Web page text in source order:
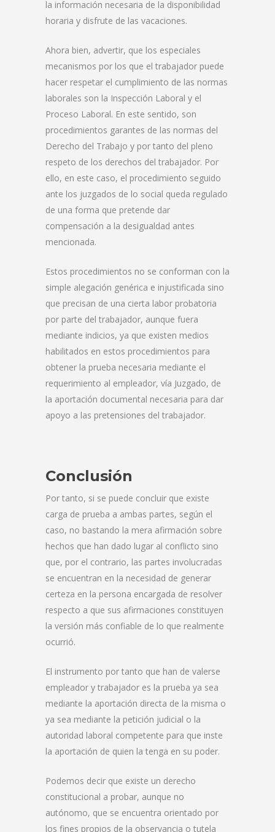
la información necesaria de la disponibilidad
horaria y disfrute de las vacaciones.
Ahora bien, advertir, que los especiales
mecanismos por los que el trabajador puede
hacer respetar el cumplimiento de las normas
laborales son la Inspección Laboral y el
Proceso Laboral. En este sentido, son
procedimientos garantes de las normas del
Derecho del Trabajo y por tanto del pleno
respeto de los derechos del trabajador. Por
ello, en este caso, el procedimiento seguido
ante los juzgados de lo social queda regulado
de una forma que pretende dar
compensación a la desigualdad antes
mencionada.
Estos procedimientos no se conforman con la
simple alegación genérica e injustificada sino
que precisan de una cierta labor probatoria
por parte del trabajador, aunque fuera
mediante indicios, ya que existen medios
habilitados en estos procedimientos para
obtener la prueba necesaria mediante el
requerimiento al empleador, vía Juzgado, de
la aportación documental necesaria para dar
apoyo a las pretensiones del trabajador.
Conclusión
Por tanto, si se puede concluir que existe
carga de prueba a ambas partes, según el
caso, no bastando la mera afirmación sobre
hechos que han dado lugar al conflicto sino
que, por el contrario, las partes involucradas
se encuentran en la necesidad de generar
certeza en la persona encargada de resolver
respecto a que sus afirmaciones constituyen
la versión más confiable de lo que realmente
ocurrió.
El instrumento por tanto que han de valerse
empleador y trabajador es la prueba ya sea
mediante la aportación directa de la misma o
ya sea mediante la petición judicial o la
autoridad laboral competente para que inste
la aportación de quien la tenga en su poder.
Podemos decir que existe un derecho
constitucional a probar, aunque no
autónomo, que se encuentra orientado por
los fines propios de la observancia o tutela